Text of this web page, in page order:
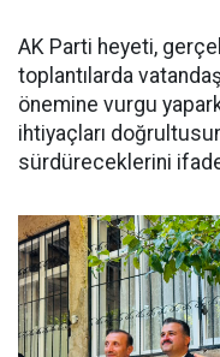
AK Parti heyeti,
toplantılarda
önemine vurgu
ihtiyaçları
sürdüreceklerini